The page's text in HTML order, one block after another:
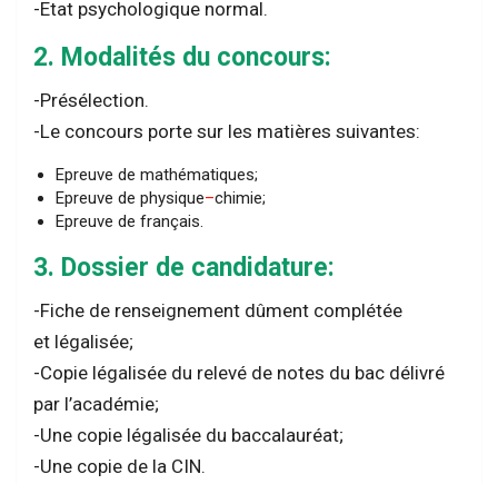
-Etat psychologique normal.
2. Modalités du concours:
-Présélection.
-Le concours porte sur les matières suivantes:
Epreuve de mathématiques;
Epreuve de physique–chimie;
Epreuve de français.
3. Dossier de candidature:
-Fiche de renseignement dûment complétée
et légalisée;
-Copie légalisée du relevé de notes du bac délivré
par l’académie;
-Une copie légalisée du baccalauréat;
-Une copie de la CIN.